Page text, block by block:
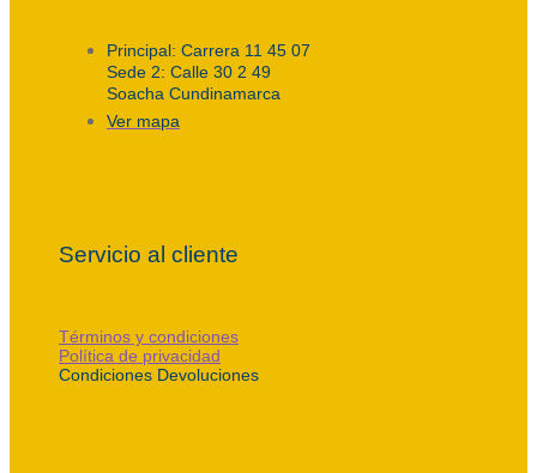
Principal: Carrera 11 45 07
Sede 2: Calle 30 2 49
Soacha Cundinamarca
Ver mapa
Servicio al cliente
Términos y condiciones
Política de privacidad
Condiciones Devoluciones